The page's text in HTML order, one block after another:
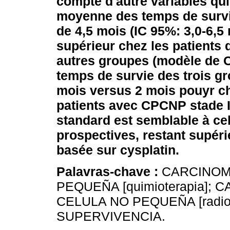
moyenne des temps de
de 4,5 mois (IC 95%: 3,0-
supérieur chez les patients
autres groupes (modèle de
temps de survie des trois
mois versus 2 mois pouyr
patients avec CPCNP
standard est semblable à
prospectives, restant
basée sur cysplatin.
Palavras-chave :
PEQUEÑA [quimioterapia];
CELULA NO PEQUEÑA
SUPERVIVENCIA.